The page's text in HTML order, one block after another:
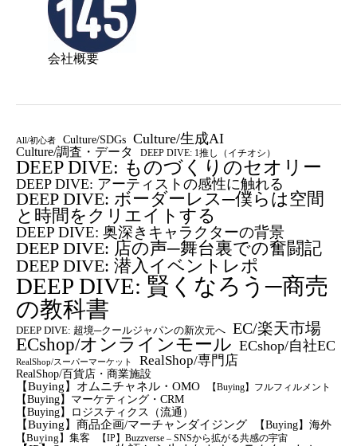
会社概要
All/初心者 Culture/SDGs Culture/生成AI
Culture/調査・データ DEEP DIVE: 1推し（イチオシ）
DEEP DIVE: ものづくりのセオリー
DEEP DIVE: アーティストの感性に触れる
DEEP DIVE: ボーダーレス─僕らは空間
と時間をクリエイトする
DEEP DIVE: 奥深きキャラクターの背景
DEEP DIVE: 店の声─舞台裏での奮闘記
DEEP DIVE: 潜入イベントレポ
DEEP DIVE: 賢くなろう─商売
の教科書
DEEP DIVE: 超境─クールジャパンの新次元へ EC/楽天市場
ECshop/オンラインモール ECshop/自社EC
RealShop/スーパーマーケット RealShop/専門店
RealShop/百貨店・商業施設
【Buying】オムニチャネル・OMO
【Buying】フルフィルメント
【Buying】マーケティング・CRM
【buying】ロジスティクス（流通）
【Buying】商品企画/マーチャンダイジング 【Buying】海外
【Buying】集客 【IP】Buzzverse – SNSから拡がる共感の宇宙